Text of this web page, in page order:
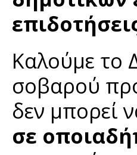
Καλούμε το
σοβαρού
δεν μπορεί
σε